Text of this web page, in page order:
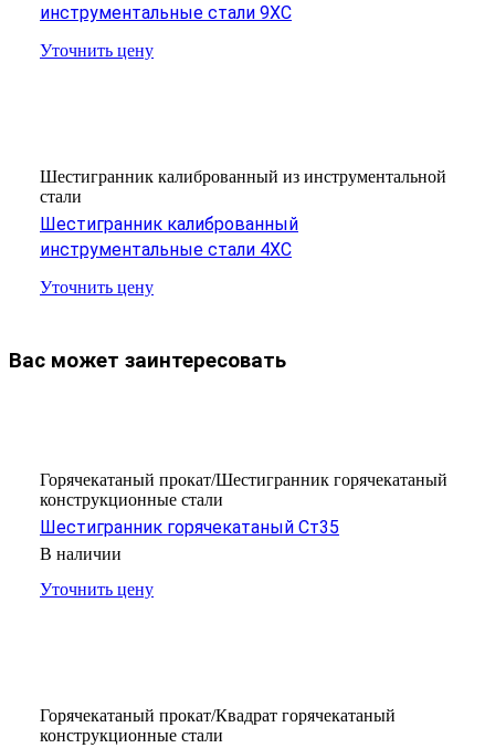
инструментальные стали 9ХС
Уточнить цену
Шестигранник калиброванный из инструментальной
стали
Шестигранник калиброванный
инструментальные стали 4ХС
Уточнить цену
Вас может заинтересовать
Горячекатаный прокат/Шестигранник горячекатаный
конструкционные стали
Шестигранник горячекатаный Ст35
В наличии
Уточнить цену
Горячекатаный прокат/Квадрат горячекатаный
конструкционные стали